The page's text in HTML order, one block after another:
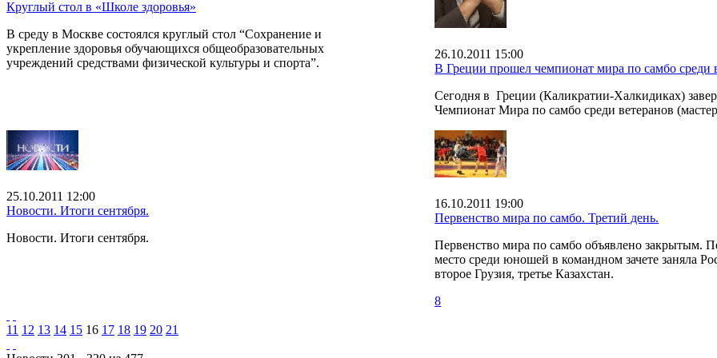
Круглый стол в «Школе здоровья»
В среду в Москве состоялся круглый стол “Сохранение и
укрепление здоровья обучающихся общеобразовательных
учреждений средствами физической культуры и спорта”.
26.10.2011 15:00
В Греции прошел чемпионат мира по самбо среди
Сегодня в Греции (Каликратии-Халкидиках)
Чемпионат Мира по самбо среди ветеранов
25.10.2011 12:00
Новости. Итоги сентября.
Новости. Итоги сентября.
16.10.2011 19:00
Первенство мира по самбо. Третий день.
Первенство мира по самбо объявлено закрытым.
место среди юношей в командном зачете заняла
второе Грузия, третье Казахстан.
8
11 12 13 14 15 16 17 18 19 20 21